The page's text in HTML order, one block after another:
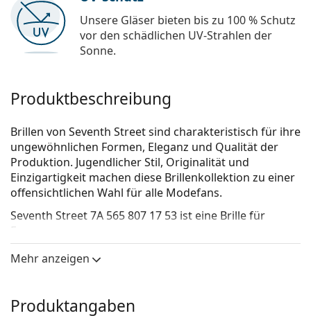
Unsere Gläser bieten bis zu 100 % Schutz
vor den schädlichen UV-Strahlen der
Sonne.
Produktbeschreibung
Brillen von Seventh Street sind charakteristisch für ihre
ungewöhnlichen Formen, Eleganz und Qualität der
Produktion. Jugendlicher Stil, Originalität und
Einzigartigkeit machen diese Brillenkollektion zu einer
offensichtlichen Wahl für alle Modefans.
Seventh Street 7A 565 807 17 53 ist eine Brille für
Frauen.
Brillenfassung
schwarzem oder dunkelblondem Haar.
Mehr anzeigen
Produktangaben